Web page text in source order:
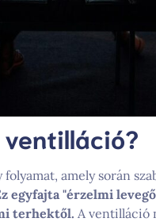
amely során
egyfajta "érzelmi
terhektől. A ventilláció